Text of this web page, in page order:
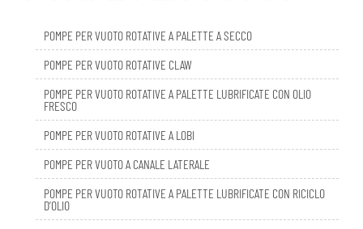
POMPE PER VUOTO ROTATIVE CLAW
POMPE PER VUOTO ROTATIVE A PALETTE LUBRIFICATE CON OLIO
FRESCO
POMPE PER VUOTO ROTATIVE A LOBI
POMPE PER VUOTO A CANALE LATERALE
POMPE PER VUOTO ROTATIVE A PALETTE LUBRIFICATE CON RICICLO
D’OLIO
DBL SMART